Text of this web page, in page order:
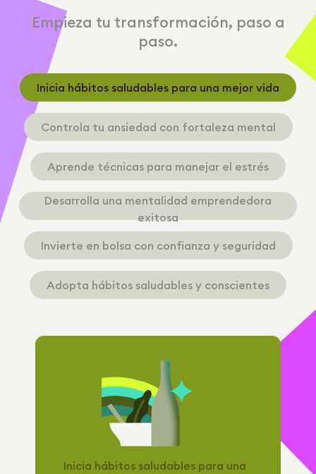
Empieza tu transformación, paso a
paso.
Inicia hábitos saludables para una mejor vida
Controla tu ansiedad con fortaleza mental
Aprende técnicas para manejar el estrés
Desarrolla una mentalidad emprendedora
exitosa
Invierte en bolsa con confianza y seguridad
Adopta hábitos saludables y conscientes
Inicia hábitos saludables para una